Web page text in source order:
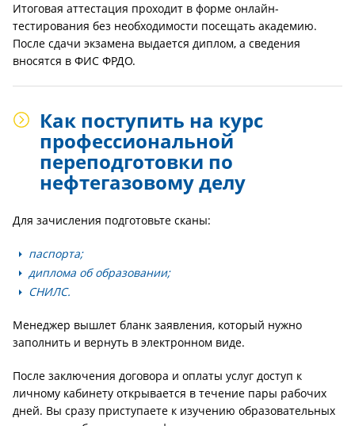
Итоговая аттестация проходит в форме онлайн-
тестирования без необходимости посещать академию.
После сдачи экзамена выдается диплом, а сведения
вносятся в ФИС ФРДО.
Как поступить на курс
профессиональной
переподготовки по
нефтегазовому делу
Для зачисления подготовьте сканы:
паспорта;
диплома об образовании;
СНИЛС.
Менеджер вышлет бланк заявления, который нужно
заполнить и вернуть в электронном виде.
После заключения договора и оплаты услуг доступ к
личному кабинету открывается в течение пары рабочих
дней. Вы сразу приступаете к изучению образовательных